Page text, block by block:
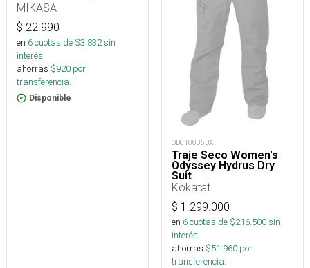
MIKASA
$ 22.990
en 6cuotas de $3.832sin
interés
ahorras $920 por
transferencia.
Disponible
OD010805BA
Traje Seco Women's
Odyssey Hydrus Dry
Suit
Kokatat
$ 1.299.000
en 6cuotas de $216.500sin
interés
ahorras $51.960 por
transferencia.